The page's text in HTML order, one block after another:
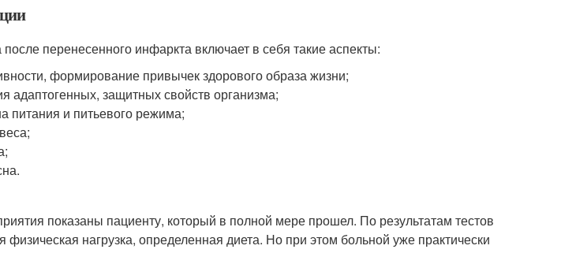
перенесенного инфаркта включает в себя такие аспекты:
формирование привычек здорового образа жизни;
адаптогенных, защитных свойств организма;
питания и питьевого режима;
показаны пациенту, который в полной мере прошел. По результатам тестов
нагрузка, определенная диета. Но при этом больной уже практически